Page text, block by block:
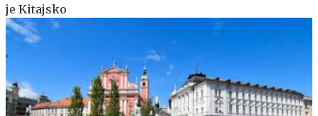
je Kitajsko